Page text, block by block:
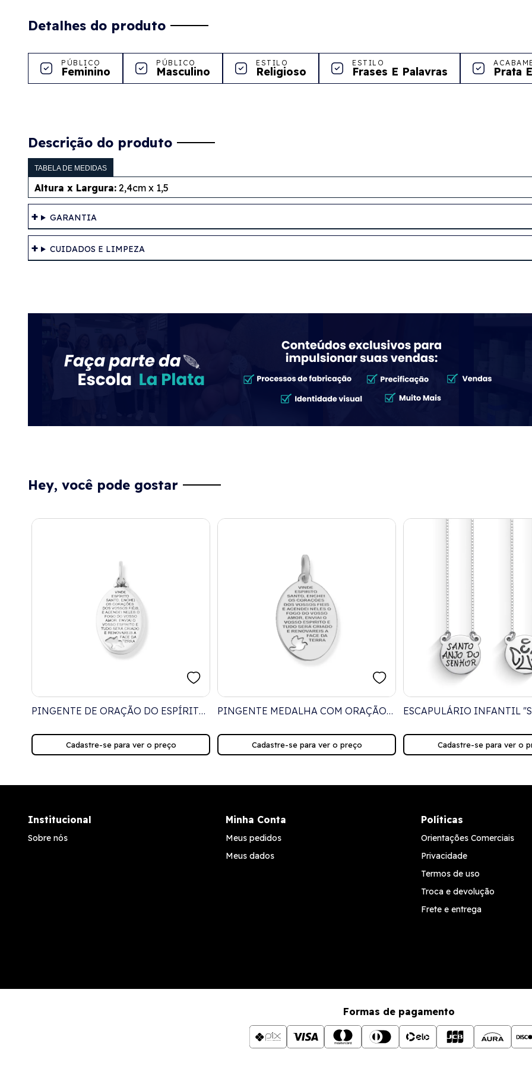
Detalhes do produto
PÚBLICO
Feminino
PÚBLICO
Masculino
ESTILO
Religioso
ESTILO
Frases E Palavras Prata
Descrição do produto
TABELA DE MEDIDAS
Altura x Largura: 2,4cm x 1,5
GARANTIA
CUIDADOS E LIMPEZA
Hey, você pode gostar
PINGENTE DE ORAÇÃO DO ESPÍRITO
Cadastre-se para ver o preço
PINGENTE MEDALHA COM ORAÇÃO
Cadastre-se para ver o preço
ESCAPULÁRIO INFANTIL
GUARDA - 45CM
Cadastre-se para ver o
Institucional
Sobre nós
Minha Conta
Meus pedidos
Meus dados
Políticas
Orientações Comerciais
Privacidade
Termos de uso
Troca e devolução
Frete e entrega
Formas de pagamento